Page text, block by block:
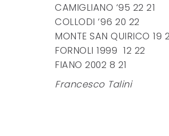
CAMIGLIANO ‘95 22 21
COLLODI ‘96 20 22
MONTE SAN QUIRICO 19
FORNOLI 1999 12 22
FIANO 2002 8 21
Francesco Talini